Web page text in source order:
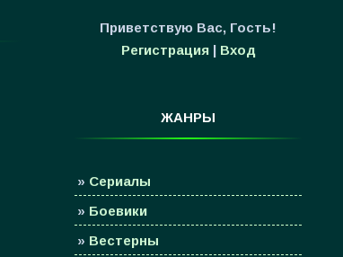
Приветствую Вас, Гость!
Регистрация| Вход
ЖАНРЫ
» Сериалы
» Боевики
» Вестерны